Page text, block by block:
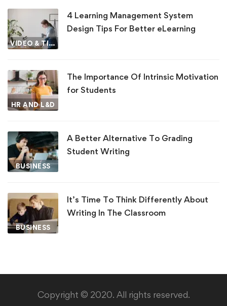
VIDEO & TIPS
4 Learning Management System
Design Tips For Better eLearning
HR AND L&D
The Importance Of Intrinsic Motivation
for Students
BUSINESS
A Better Alternative To Grading
Student Writing
BUSINESS
It’s Time To Think Differently About
Writing In The Classroom
Copyright © 2020. All rights reserved.